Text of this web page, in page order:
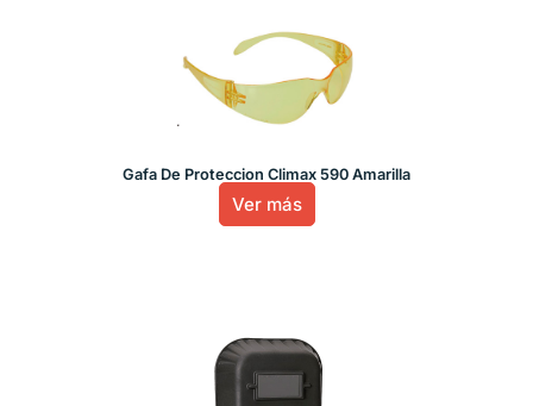
Gafa De Proteccion Climax 590 Amarilla
Ver más